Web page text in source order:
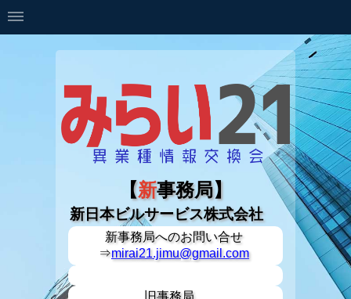
【新事務局】
新日本ビルサービス株式会社
新事務局へのお問い合せ
⇒mirai21.jimu@gmail.com